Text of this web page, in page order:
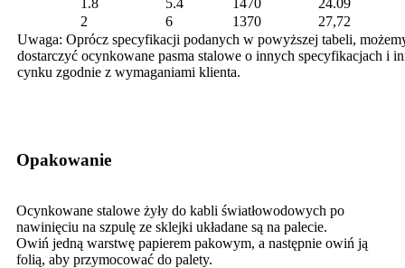
2
6 1370
27,72
Uwaga: Oprócz specyfikacji podanych w powyższej tabeli,
dostarczyć ocynkowane pasma stalowe o innych specyfikacjach i
cynku zgodnie z wymaganiami klienta.
Opakowanie
Ocynkowane stalowe żyły do ​​kabli światłowodowych po
nawinięciu na szpulę ze sklejki układane są na palecie.
Owiń jedną warstwę papierem pakowym, a następnie owiń ją
folią, aby przymocować do palety.